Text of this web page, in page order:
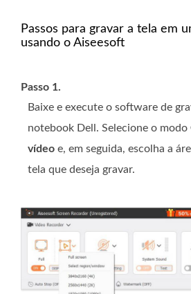
Passos para gravar a tela em
usando o Aiseesoft
Passo 1.
Baixe e execute o software de
notebook Dell. Selecione o modo
vídeo e, em seguida, escolha a
tela que deseja gravar.